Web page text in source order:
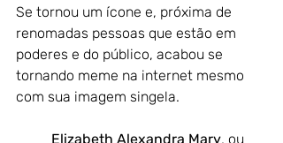
Se tornou um ícone e, próxima de
renomadas pessoas que estão em
poderes e do público, acabou se
tornando meme na internet mesmo
com sua imagem singela.
Elizabeth Alexandra Mary, ou